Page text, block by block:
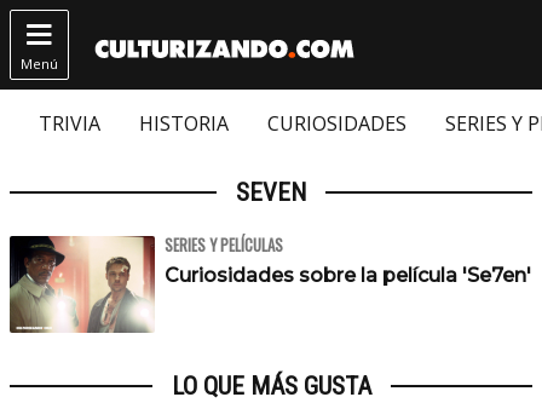

Menú
TRIVIA HISTORIA CURIOSIDADES SERIES Y
SEVEN
SERIES Y PELÍCULAS
Curiosidades sobre la película 'Se7en'
LO QUE MÁS GUSTA